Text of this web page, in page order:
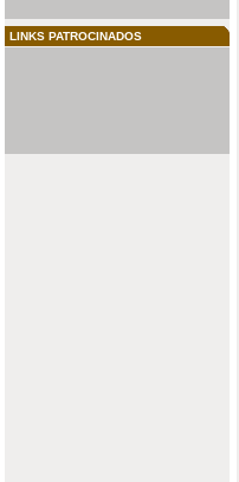
LINKS PATROCINADOS